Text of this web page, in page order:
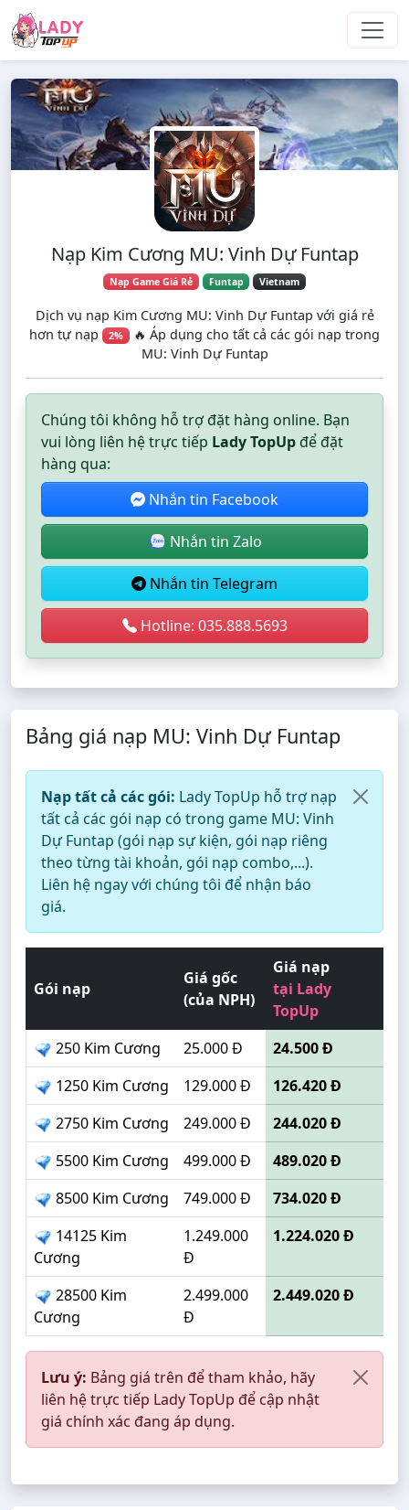
Skip to main content
Nạp Kim Cương MU: Vinh Dự Funtap
Nạp Game Giá Rẻ Funtap Vietnam
Dịch vụ nạp Kim Cương MU: Vinh Dự Funtap với giá rẻ
hơn tự nạp
2%
🔥 Áp dụng cho tất cả các gói nạp trong
MU: Vinh Dự Funtap
Chúng tôi không hỗ trợ đặt hàng online. Bạn
vui lòng liên hệ trực tiếp Lady TopUp để đặt
hàng qua:
Nhắn tin Facebook
Nhắn tin Zalo
Nhắn tin Telegram
Hotline: 035.888.5693
Bảng giá nạp MU: Vinh Dự Funtap
Nạp tất cả các gói: Lady TopUp hỗ trợ nạp
tất cả các gói nạp có trong game MU: Vinh
Dự Funtap (gói nạp sự kiện, gói nạp riêng
theo từng tài khoản, gói nạp combo,...).
Liên hệ ngay với chúng tôi để nhận báo
giá.
Gói nạp
Giá gốc
(của NPH)
Giá nạp
tại Lady
TopUp
250 Kim Cương
25.000 Đ
24.500 Đ
1250 Kim Cương
129.000 Đ
126.420 Đ
2750 Kim Cương
249.000 Đ
244.020 Đ
5500 Kim Cương
499.000 Đ
489.020 Đ
8500 Kim Cương
749.000 Đ
734.020 Đ
14125 Kim
Cương
1.249.000
Đ
1.224.020 Đ
28500 Kim
Cương
2.499.000
Đ
2.449.020 Đ
Lưu ý: Bảng giá trên để tham khảo, hãy
liên hệ trực tiếp Lady TopUp để cập nhật
giá chính xác đang áp dụng.